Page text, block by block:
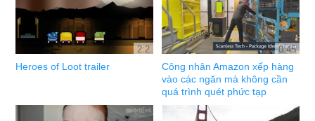
2:2
Heroes of Loot trailer
0:45
Công nhân Amazon xếp hàng
vào các ngăn mà không cần
quá trình quét phức tạp